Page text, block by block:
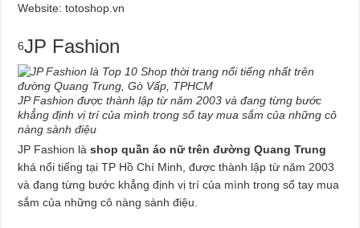
Website: totoshop.vn
6JP Fashion
JP Fashion được thành lập từ năm 2003 và đang từng bước
khẳng định vị trí của mình trong sổ tay mua sắm của những cô
nàng sành điệu
JP Fashion làshop quần áo nữ trên đường Quang Trung
khá nổi tiếng tại TP Hồ Chí Minh, được thành lập từ năm 2003
và đang từng bước khẳng định vị trí của mình trong sổ tay mua
sắm của những cô nàng sành điệu.